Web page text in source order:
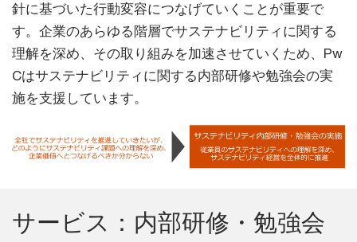
針に基づいた行動変容につなげていくことが重要で
す。企業のあらゆる階層でサステナビリティに関する
理解を深め、その取り組みを加速させていくため、Pw
Cはサステナビリティに関する内部研修や勉強会の実
施を支援しています。
サービス：内部研修・勉強会